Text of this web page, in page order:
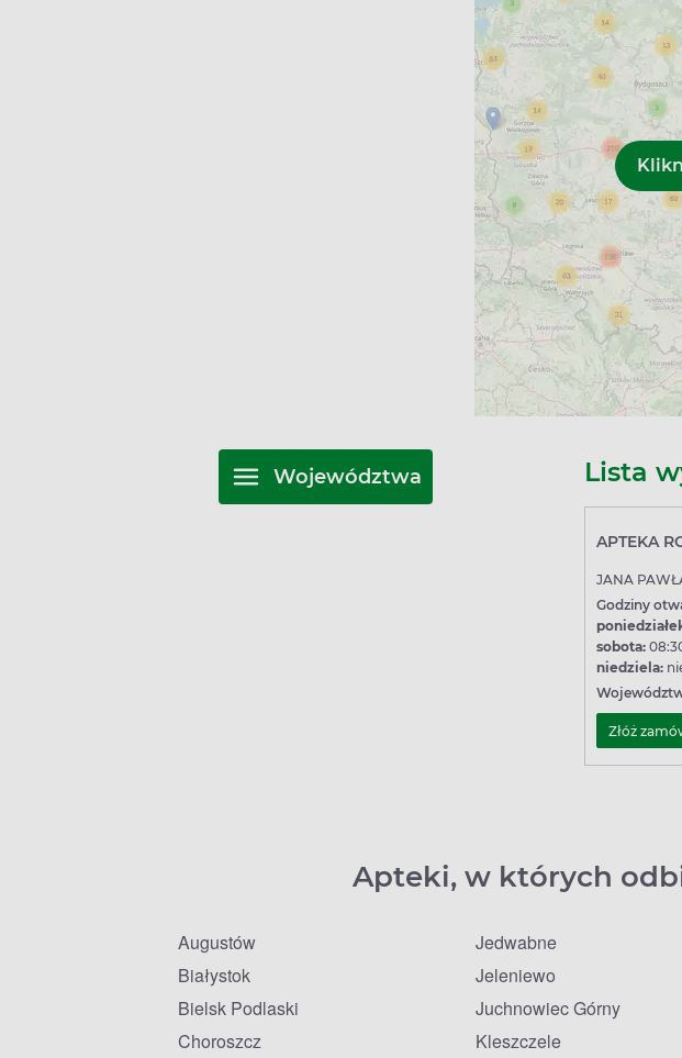
Województwa Lista
APTEKA
JANA
Godziny
sobota:
niedziela:
Złóż
Apteki, w których
Augustów
Białystok
Bielsk Podlaski
Choroszcz
Jedwabne
Jeleniewo
Juchnowiec Górny
Kleszczele